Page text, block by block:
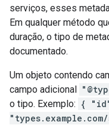
serviços, esses
Em qualquer método
duração, o tipo de
documentado.
Um objeto contendo
campo adicional
o tipo. Exemplo: {